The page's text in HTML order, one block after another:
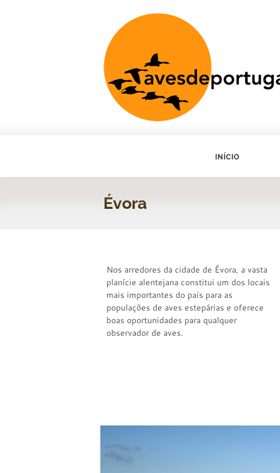
INÍCIO
Évora
Nos arredores da cidade de Évora, a vasta
planície alentejana constitui um dos locais
mais importantes do país para as
populações de aves estepárias e oferece
boas oportunidades para qualquer
observador de aves.